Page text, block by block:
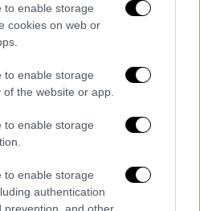
to enable storage
cookies on web or
to enable storage
the website or app.
to enable storage
to enable storage
authentication
prevention, and other
καταχώρηση
μεταδοτικού καρκίνου στον
«Θα ανατινάξω τον Μέσι με
βόμβες» - Οι τρομοκρατικές
ερεύνησε το FBI